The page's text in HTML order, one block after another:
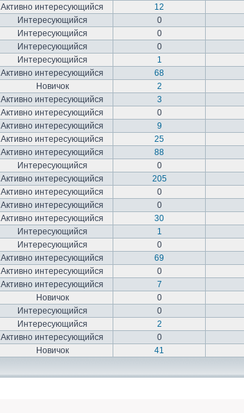
Активно интересующийся 12
Интересующийся 0
Интересующийся 0
Интересующийся 0
Интересующийся 1
Активно интересующийся 68
Новичок 2
Активно интересующийся 3
Активно интересующийся 0
Активно интересующийся 9
Активно интересующийся 25
Активно интересующийся 88
Интересующийся 0
Активно интересующийся 205
Активно интересующийся 0
Активно интересующийся 0
Активно интересующийся 30
Интересующийся 1
Интересующийся 0
Активно интересующийся 69
Активно интересующийся 0
Активно интересующийся 7
Новичок 0
Интересующийся 0
Интересующийся 2
Активно интересующийся 0
Новичок 41